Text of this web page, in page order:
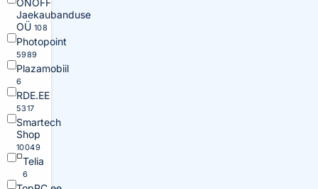
ONOFF
Jaekaubanduse
OÜ 108
Photopoint
5989
Plazamobiil
6
RDE.EE
5317
Smartech
Shop
10049
Telia
6